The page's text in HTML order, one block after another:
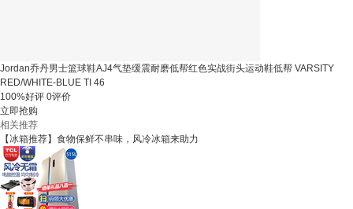
Jordan乔丹男士篮球鞋AJ4气垫缓震耐磨低帮红色实战街头运动鞋低帮 VARSITY
RED/WHITE-BLUE TI 46
100%好评 0评价
立即抢购
相关推荐
【冰箱推荐】食物保鲜不串味，风冷冰箱来助力